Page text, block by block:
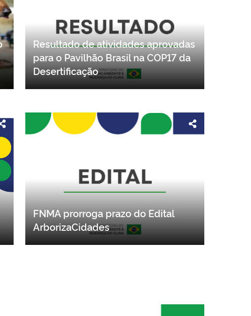
Resultado de atividades aprovadas
para o Pavilhão Brasil na COP17 da
FNMA prorroga prazo do Edital